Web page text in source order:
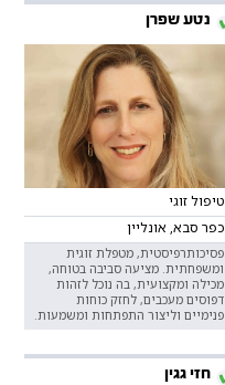
נטע שפרן
טיפול זוגי
כפר סבא, אונליין
פסיכותרפיסטית, מטפלת זוגית
ומשפחתית. מציעה סביבה בטוחה,
מכילה ומקצועית, בה נוכל לזהות
דפוסים מעכבים, לחזק כוחות
פנימיים וליצור התפתחות ומשמעות.
חזי גגין